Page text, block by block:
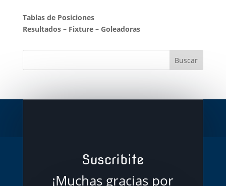
Tablas de Posiciones
Resultados– Fixture– Goleadoras
Suscribite
¡Muchas gracias por